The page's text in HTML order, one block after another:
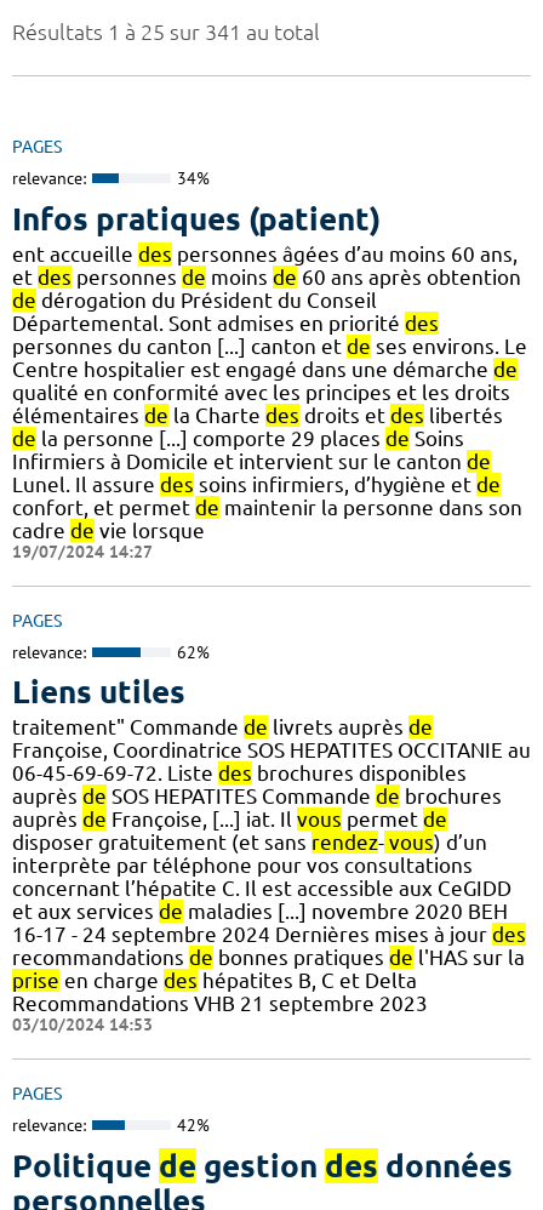
Résultats 1 à 25 sur 341 au total
PAGES
relevance: 34%
Infos pratiques (patient)
ent accueille des personnes âgées d’au moins 60 ans,
et des personnes de moins de 60 ans après obtention
de dérogation du Président du Conseil
Départemental. Sont admises en priorité des
personnes du canton [...] canton et de ses environs. Le
Centre hospitalier est engagé dans une démarche de
qualité en conformité avec les principes et les droits
élémentaires de la Charte des droits et des libertés
de la personne [...] comporte 29 places de Soins
Infirmiers à Domicile et intervient sur le canton de
Lunel. Il assure des soins infirmiers, d’hygiène et de
confort, et permet de maintenir la personne dans son
cadre de vie lorsque
19/07/2024 14:27
PAGES
relevance: 62%
Liens utiles
traitement" Commande de livrets auprès de
Françoise, Coordinatrice SOS HEPATITES OCCITANIE au
06-45-69-69-72. Liste des brochures disponibles
auprès de SOS HEPATITES Commande de brochures
auprès de Françoise, [...] iat. Il vous permet de
disposer gratuitement (et sans rendez- vous) d’un
interprète par téléphone pour vos consultations
concernant l’hépatite C. Il est accessible aux CeGIDD
et aux services de maladies [...] novembre 2020 BEH
16-17 - 24 septembre 2024 Dernières mises à jour des
recommandations de bonnes pratiques de l'HAS sur la
prise en charge des hépatites B, C et Delta
Recommandations VHB 21 septembre 2023
03/10/2024 14:53
PAGES
relevance: 42%
Politique de gestion des données
personnelles